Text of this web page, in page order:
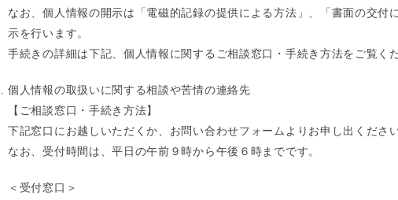
なお、個人情報の開示は「電磁的記録の提供による方法」、「書面の交付
示を行います。
手続きの詳細は下記、個人情報に関するご相談窓口・手続き方法をご覧くだ
個人情報の取扱いに関する相談や苦情の連絡先
【ご相談窓口・手続き方法】
下記窓口にお越しいただくか、お問い合わせフォームよりお申し出ください
なお、受付時間は、平日の午前９時から午後６時までです。
＜受付窓口＞